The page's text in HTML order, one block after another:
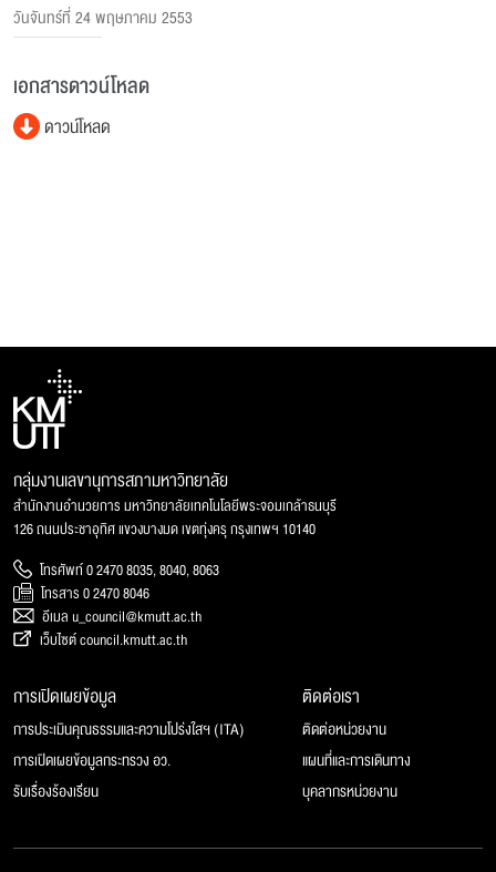
วันจันทร์ที่ 24 พฤษภาคม 2553
เอกสารดาวน์โหลด
ดาวน์โหลด
กลุ่มงานเลขานุการสภามหาวิทยาลัย
สำนักงานอำนวยการ มหาวิทยาลัยเทคโนโลยีพระจอมเกล้าธนบุรี
126 ถนนประชาอุทิศ แขวงบางมด เขตทุ่งครุ กรุงเทพฯ 10140
โทรศัพท์ 0 2470 8035, 8040, 8063
โทรสาร 0 2470 8046
อีเมล u_council@kmutt.ac.th
เว็บไซต์ council.kmutt.ac.th
การเปิดเผยข้อมูล
การประเมินคุณธรรมและความโปร่งใสฯ (ITA)
การเปิดเผยข้อมูลกระทรวง อว.
รับเรื่องร้องเรียน
ติดต่อเรา
ติดต่อหน่วยงาน
แผนที่และการเดินทาง
บุคลากรหน่วยงาน